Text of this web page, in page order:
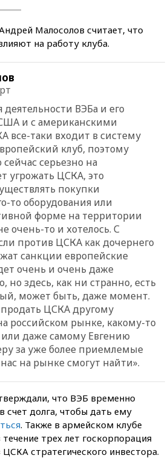
Малосолов считает, что
на работу клуба.
деятельности ВЭБа и его
и с американскими
все-таки входит в систему
клуб, поэтому
серьезно на
угрожать ЦСКА, это
покупки
то оборудования или
форме на территории
очень-то и хотелось. С
против ЦСКА как дочернего
санкции европейские
очень и очень даже
но здесь, как ни странно, есть
может быть, даже момент.
ЦСКА другому
российском рынке, какому-то
даже самому Евгению
за уже более приемлемые
на рынке смогут найти».
что ВЭБ временно
счет долга, чтобы дать ему
. Также в армейском клубе
трех лет госкорпорация
стратегического инвестора.